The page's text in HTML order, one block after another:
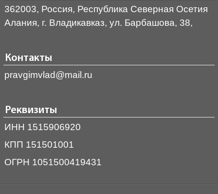
362003, Россия, Республика Северная Осетия
Алания, г. Владикавказ, ул. Барбашова, 38,
Контакты
pravgimvlad@mail.ru
Реквизиты
ИНН 1515906920
КПП 151501001
ОГРН 1051500419431